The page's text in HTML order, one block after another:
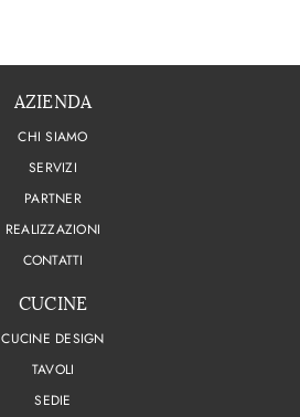
AZIENDA
CHI SIAMO
SERVIZI
PARTNER
REALIZZAZIONI
CONTATTI
CUCINE
CUCINE DESIGN
TAVOLI
SEDIE